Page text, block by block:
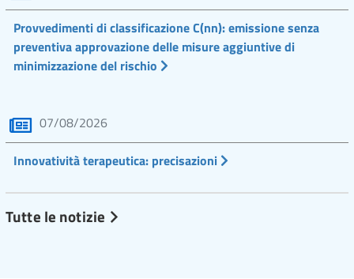
Provvedimenti di classificazione C(nn): emissione senza
preventiva approvazione delle misure aggiuntive di
minimizzazione del rischio
07/08/2026
Innovatività terapeutica: precisazioni
Tutte le notizie